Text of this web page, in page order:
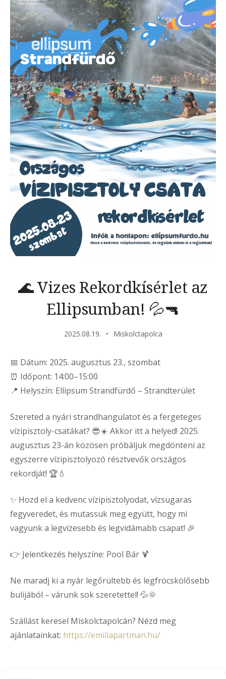
🌊 Vizes Rekordkísérlet az
Ellipsumban! 💦🔫
2025.08.19. Miskolctapolca
📅 Dátum: 2025. augusztus 23., szombat
⏰ Időpont: 14:00–15:00
📍 Helyszín: Ellipsum Strandfürdő – Strandterület
Szereted a nyári strandhangulatot és a fergeteges
vízipisztoly-csatákat? 😎☀️ Akkor itt a helyed! 2025.
augusztus 23-án közösen próbáljuk megdönteni az
egyszerre vízipisztolyozó résztvevők országos
rekordját! 🏆💧
✨ Hozd el a kedvenc vízipisztolyodat, vízsugaras
fegyveredet, és mutassuk meg együtt, hogy mi
vagyunk a legvizesebb és legvidámabb csapat! 🎉
👉 Jelentkezés helyszíne: Pool Bár 🍹
Ne maradj ki a nyár legőrültebb és legfröcskölősebb
bulijából – várunk sok szeretettel! 💦🌞
Szállást keresel Miskolctapolcán? Nézd meg
ajánlatainkat: https://emiliapartman.hu/